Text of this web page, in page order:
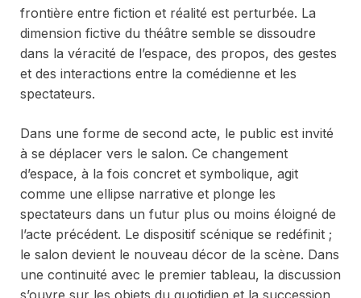
frontière entre fiction et réalité est perturbée. La
dimension fictive du théâtre semble se dissoudre
dans la véracité de l’espace, des propos, des gestes
et des interactions entre la comédienne et les
spectateurs.
Dans une forme de second acte, le public est invité
à se déplacer vers le salon. Ce changement
d’espace, à la fois concret et symbolique, agit
comme une ellipse narrative et plonge les
spectateurs dans un futur plus ou moins éloigné de
l’acte précédent. Le dispositif scénique se redéfinit ;
le salon devient le nouveau décor de la scène. Dans
une continuité avec le premier tableau, la discussion
s’ouvre sur les objets du quotidien et la succession